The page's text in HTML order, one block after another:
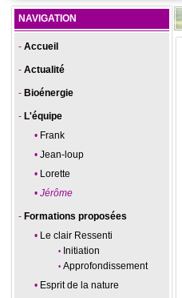
NAVIGATION
Accueil
Actualité
Bioénergie
L'équipe
Frank
Jean-loup
Lorette
Jérôme
Formations proposées
Le clair Ressenti
Initiation
Approfondissement
Esprit de la nature